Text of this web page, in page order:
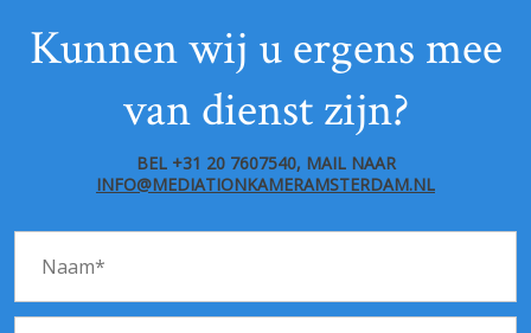
Kunnen wij u ergens mee
van dienst zijn?
BEL +31 20 7607540, MAIL NAAR
INFO@MEDIATIONKAMERAMSTERDAM.NL